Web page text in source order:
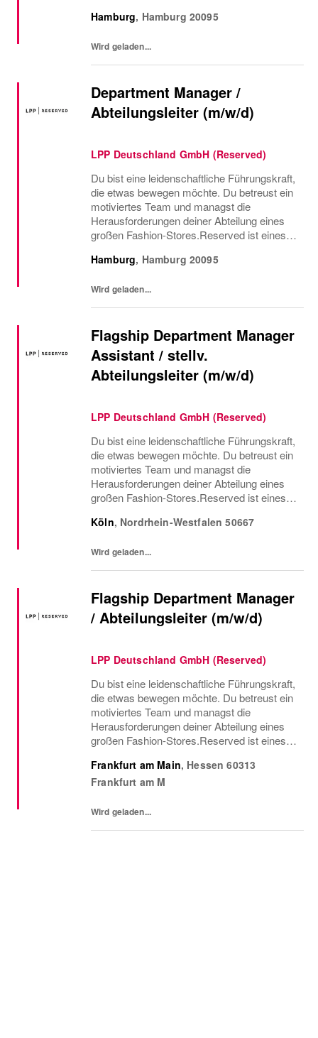
Unternehmen. Wir kombinieren die neuesten
Hamburg, Hamburg 20095
Wird geladen...
Department Manager /
Abteilungsleiter (m/w/d)
LPP Deutschland GmbH (Reserved)
Du bist eine leidenschaftliche Führungskraft,
die etwas bewegen möchte. Du betreust ein
motiviertes Team und managst die
Herausforderungen deiner Abteilung eines
großen Fashion-Stores.Reserved ist eines
Unternehmen. Wir kombinieren die neuesten
Hamburg, Hamburg 20095
Wird geladen...
Flagship Department Manager
Assistant / stellv.
Abteilungsleiter (m/w/d)
LPP Deutschland GmbH (Reserved)
Du bist eine leidenschaftliche Führungskraft,
die etwas bewegen möchte. Du betreust ein
motiviertes Team und managst die
Herausforderungen deiner Abteilung eines
großen Fashion-Stores.Reserved ist eines
Unternehmen. Wir kombinieren die neuesten
Köln, Nordrhein-Westfalen 50667
Wird geladen...
Flagship Department Manager
/ Abteilungsleiter (m/w/d)
LPP Deutschland GmbH (Reserved)
Du bist eine leidenschaftliche Führungskraft,
die etwas bewegen möchte. Du betreust ein
motiviertes Team und managst die
Herausforderungen deiner Abteilung eines
großen Fashion-Stores.Reserved ist eines
Unternehmen. Wir kombinieren die neuesten
Modetrends mit...
Frankfurt am Main, Hessen 60313
Frankfurt am M
Wird geladen...